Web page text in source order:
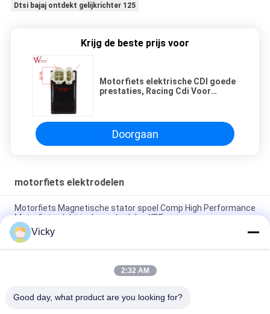
Dtsi bajaj ontdekt gelijkrichter 125
Krijg de beste prijs voor
Motorfiets elektrische CDI goede
prestaties, Racing Cdi Voor
Doorgaan
motorfiets elektrodelen
Motorfiets Magnetische stator spoel Comp High Performance
Motorfiets elektrische onderdelen KRF
Elektrische motorfiets relais connector Kriss 100 voor B2B
kopers Goede prestaties Mannelijke 6.3mm
Elektrische schakelaar relais voor NOUVO mannelijke
Vicky
2:32 AM
Good day, what product are you looking for?